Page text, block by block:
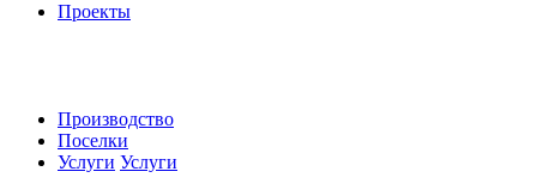
Проекты
Производство
Поселки
Услуги Услуги